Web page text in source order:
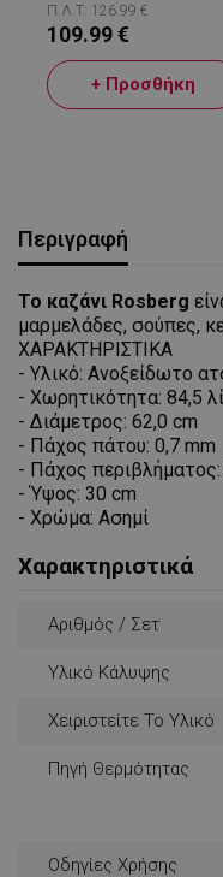
Π.Λ.Τ: 126.99 €
109.99 €
+ Προσθήκη
Περιγραφή
Το καζάνι Rosberg
μαρμελάδες, σούπες,
ΧΑΡΑΚΤΗΡΙΣΤΙΚΑ
- Υλικό: Ανοξείδωτο
- Χωρητικότητα: 84,5
- Διάμετρος: 62,0 cm
- Πάχος πάτου: 0,7 mm
- Πάχος περιβλήματος:
- Ύψος: 30 cm
- Χρώμα: Ασημί
Χαρακτηριστικά
Αριθμός / Σετ
Υλικό Κάλυψης
Χειριστείτε Το Υλικό
Πηγή Θερμότητας
Οδηγίες Χρήσης